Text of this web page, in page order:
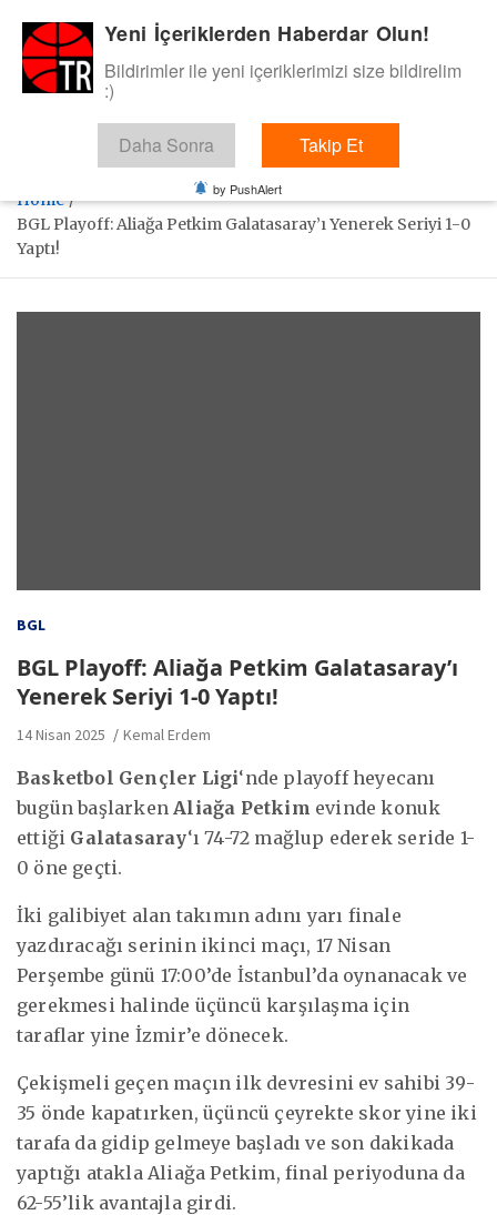
content
BasketTR
Sol dip çizgiden bir basket de bizden gelsin dedik.
Home
BGL Playoff: Aliağa Petkim Galatasaray’ı Yenerek Seriyi 1-0
Yaptı!
BGL
BGL Playoff: Aliağa Petkim Galatasaray’ı
Yenerek Seriyi 1-0 Yaptı!
14 Nisan 2025 Kemal Erdem
Basketbol Gençler Ligi‘nde playoff heyecanı
bugün başlarken Aliağa Petkim evinde konuk
ettiği Galatasaray‘ı 74-72 mağlup ederek seride 1-
0 öne geçti.
İki galibiyet alan takımın adını yarı finale
yazdıracağı serinin ikinci maçı, 17 Nisan
Perşembe günü 17:00’de İstanbul’da oynanacak ve
gerekmesi halinde üçüncü karşılaşma için
taraflar yine İzmir’e dönecek.
Çekişmeli geçen maçın ilk devresini ev sahibi 39-
35 önde kapatırken, üçüncü çeyrekte skor yine iki
tarafa da gidip gelmeye başladı ve son dakikada
yaptığı atakla Aliağa Petkim, final periyoduna da
62-55’lik avantajla girdi.
Yeni İçeriklerden Haberdar Olun!
Bildirimler ile yeni içeriklerimizi size bildirelim
:)
Daha Sonra Takip Et
by PushAlert